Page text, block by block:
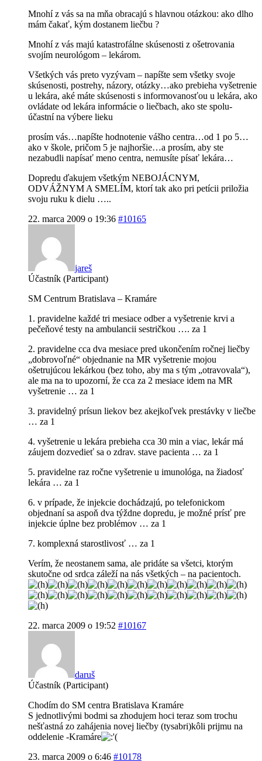
Mnohí z vás sa na mňa obracajú s hlavnou otázkou: ako dlho
mám čakať, kým dostanem liečbu ?
Mnohí z vás majú katastrofálne skúsenosti z ošetrovania
svojím neurológom – lekárom.
Všetkých vás preto vyzývam – napíšte sem všetky svoje
skúsenosti, postrehy, názory, otázky…ako prebieha vyšetrenie
u lekára, aké máte skúsenosti s informovanosťou u lekára, ako
ovládate od lekára informácie o liečbach, ako ste spolu-
účastní na výbere lieku
prosím vás…napíšte hodnotenie vášho centra…od 1 po 5…
ako v škole, pričom 5 je najhoršie…a prosím, aby ste
nezabudli napísať meno centra, nemusíte písať lekára…
Dopredu ďakujem všetkým NEBOJÁCNYM,
ODVÁŽNYM A SMELÍM, ktorí tak ako pri petícii priložia
svoju ruku k dielu …..
22. marca 2009 o 19:36 #10165
jareš
Účastník (Participant)
SM Centrum Bratislava – Kramáre
1. pravidelne každé tri mesiace odber a vyšetrenie krvi a
pečeňové testy na ambulancii sestričkou …. za 1
2. pravidelne cca dva mesiace pred ukončením ročnej liečby
„dobrovoľné“ objednanie na MR vyšetrenie mojou
ošetrujúcou lekárkou (bez toho, aby ma s tým „otravovala“),
ale ma na to upozorní, že cca za 2 mesiace idem na MR
vyšetrenie … za 1
3. pravidelný prísun liekov bez akejkoľvek prestávky v liečbe
… za 1
4. vyšetrenie u lekára prebieha cca 30 min a viac, lekár má
záujem dozvedieť sa o zdrav. stave pacienta … za 1
5. pravidelne raz ročne vyšetrenie u imunológa, na žiadosť
lekára … za 1
6. v prípade, že injekcie dochádzajú, po telefonickom
objednaní sa aspoň dva týždne dopredu, je možné prísť pre
injekcie úplne bez problémov … za 1
7. komplexná starostlivosť … za 1
Verím, že neostanem sama, ale pridáte sa všetci, ktorým
skutočne od srdca záleží na nás všetkých – na pacientoch.
22. marca 2009 o 19:52 #10167
daruš
Účastník (Participant)
Chodím do SM centra Bratislava Kramáre
S jednotlivými bodmi sa zhodujem hoci teraz som trochu
nešťastná zo zahájenia novej liečby (tysabri)kôli prijmu na
oddelenie -Kramáre
23. marca 2009 o 6:46 #10178